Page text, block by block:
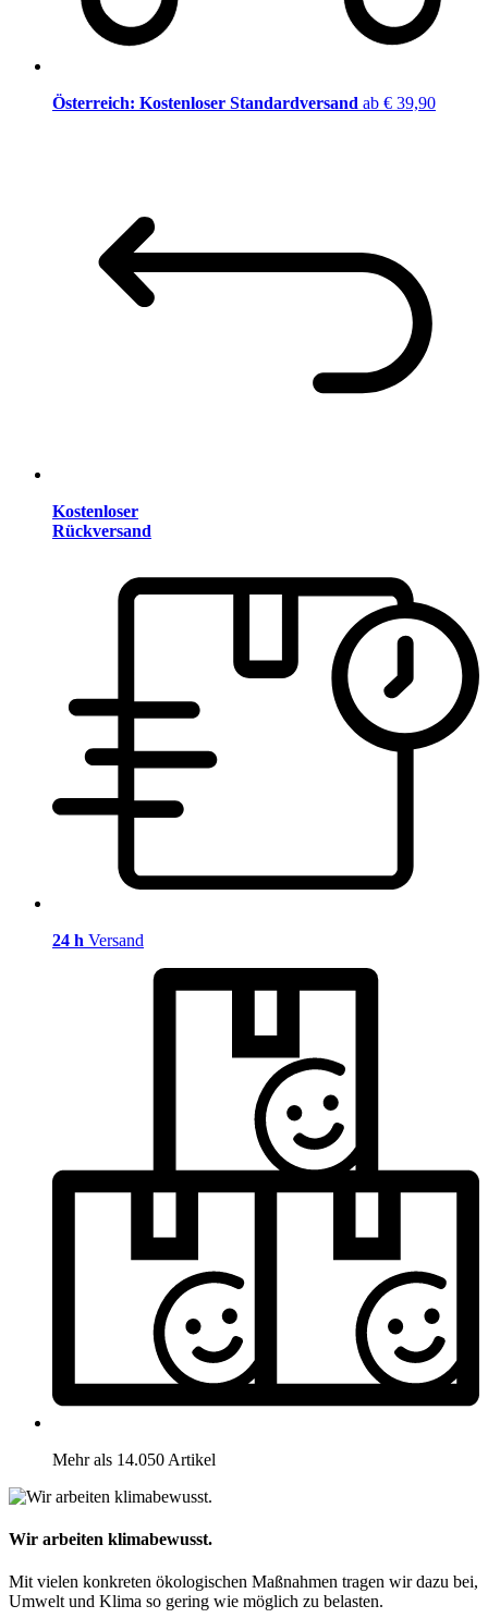
Österreich: Kostenloser Standardversand ab € 39,90
Kostenloser
Rückversand
24 h Versand
Mehr als 14.050 Artikel
Wir arbeiten klimabewusst.
Mit vielen konkreten ökologischen Maßnahmen tragen wir dazu bei,
Umwelt und Klima so gering wie möglich zu belasten.